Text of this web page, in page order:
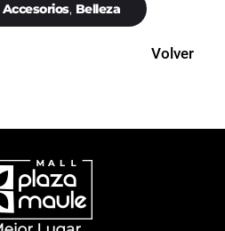
Accesorios, Belleza
Volver